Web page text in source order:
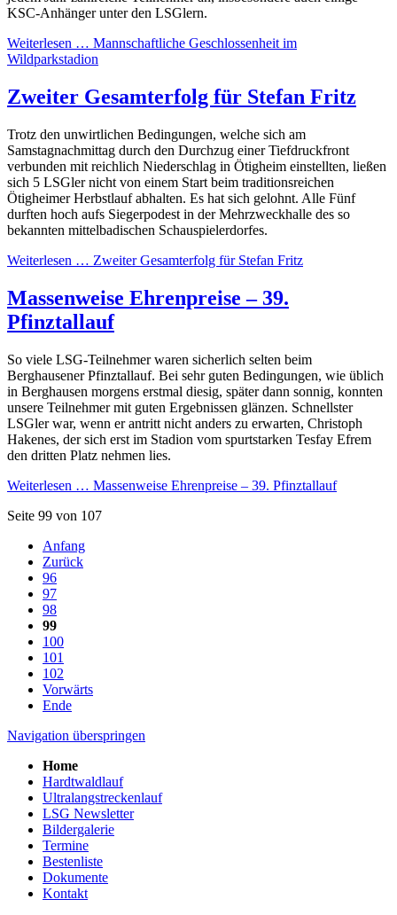
KSC-Anhänger unter den LSGlern.
Weiterlesen … Mannschaftliche Geschlossenheit im
Wildparkstadion
Zweiter Gesamterfolg für Stefan Fritz
Trotz den unwirtlichen Bedingungen, welche sich am
Samstagnachmittag durch den Durchzug einer Tiefdruckfront
verbunden mit reichlich Niederschlag in Ötigheim einstellten, ließen
sich 5 LSGler nicht von einem Start beim traditionsreichen
Ötigheimer Herbstlauf abhalten. Es hat sich gelohnt. Alle Fünf
durften hoch aufs Siegerpodest in der Mehrzweckhalle des so
bekannten mittelbadischen Schauspielerdorfes.
Weiterlesen … Zweiter Gesamterfolg für Stefan Fritz
Massenweise Ehrenpreise – 39.
Pfinztallauf
So viele LSG-Teilnehmer waren sicherlich selten beim
Berghausener Pfinztallauf. Bei sehr guten Bedingungen, wie üblich
in Berghausen morgens erstmal diesig, später dann sonnig, konnten
unsere Teilnehmer mit guten Ergebnissen glänzen. Schnellster
LSGler war, wenn er antritt nicht anders zu erwarten, Christoph
Hakenes, der sich erst im Stadion vom spurtstarken Tesfay Efrem
den dritten Platz nehmen lies.
Weiterlesen … Massenweise Ehrenpreise – 39. Pfinztallauf
Seite 99 von 107
Anfang
Zurück
96
97
98
99
100
101
102
Vorwärts
Ende
Navigation überspringen
Home
Hardtwaldlauf
Ultralangstreckenlauf
LSG Newsletter
Bildergalerie
Termine
Bestenliste
Dokumente
Kontakt